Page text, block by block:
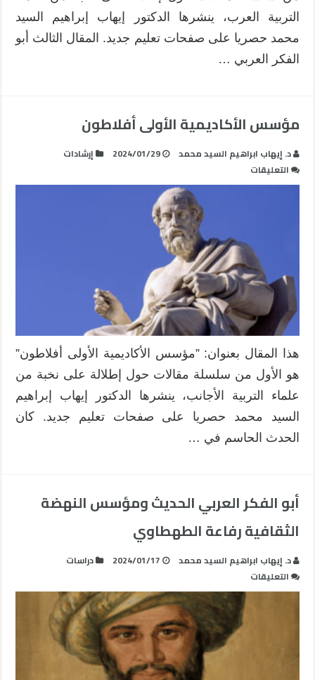
التربية العرب، ينشرها الدكتور إيهاب إبراهيم السيد
محمد حصريا على صفحات تعليم جديد. المقال الثالث أبو
الفكر العربي …
مؤسس الأكاديمية الأولى أفلاطون
د. إيهاب ابراهيم السيد محمد 2024/01/29
إرشادات
التعليقات
مؤسس
أفلاطون
مغلقة
هذا المقال بعنوان: ”مؤسس الأكاديمية الأولى أفلاطون”
هو الأول من سلسلة مقالات حول إطلالة على نخبة من
علماء التربية الأجانب، ينشرها الدكتور إيهاب إبراهيم
السيد محمد حصريا على صفحات تعليم جديد. كان
الحدث الحاسم في …
أبو الفكر العربي الحديث ومؤسس النهضة
الثقافية رفاعة الطهطاوي
د. إيهاب ابراهيم السيد محمد 2024/01/17
دراسات
التعليقات
أبو
الفكر
العربي
الحديث
ومؤسس